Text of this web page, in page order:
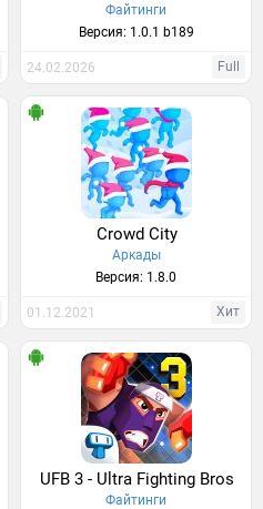
Файтинги
Версия: 1.0.1 b189
24.02.2026 Full
Crowd City
Аркады
Версия: 1.8.0
01.12.2021 Хит
UFB 3 - Ultra Fighting Bros
Файтинги